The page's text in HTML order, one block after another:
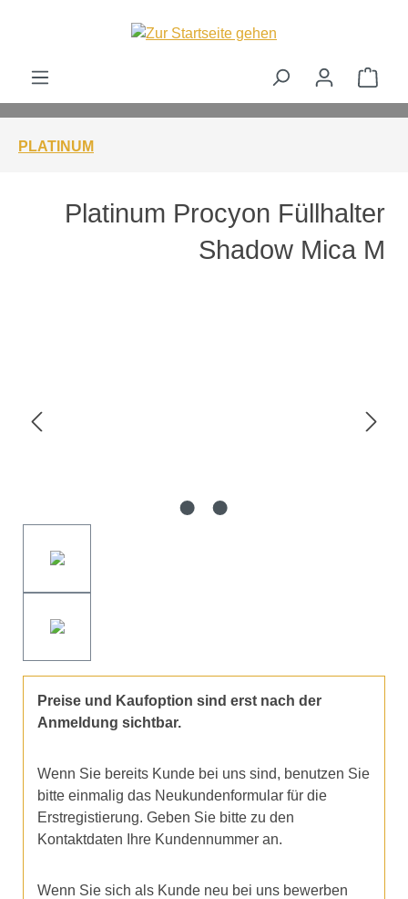
PLATINUM
Platinum Procyon Füllhalter
Shadow Mica M
Preise und Kaufoption sind erst nach der
Anmeldung sichtbar.
Wenn Sie bereits Kunde bei uns sind, benutzen Sie
bitte einmalig das Neukundenformular für die
Erstregistierung. Geben Sie bitte zu den
Kontaktdaten Ihre Kundennummer an.
Wenn Sie sich als Kunde neu bei uns bewerben